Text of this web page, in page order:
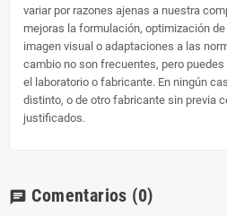
variar por razones ajenas a nuestra
mejoras la formulación, optimización
imagen visual o adaptaciones a las
cambio no son frecuentes, pero puedes
el laboratorio o fabricante. En ningún
distinto, o de otro fabricante sin previa
justificados.
chat Comentarios (0)